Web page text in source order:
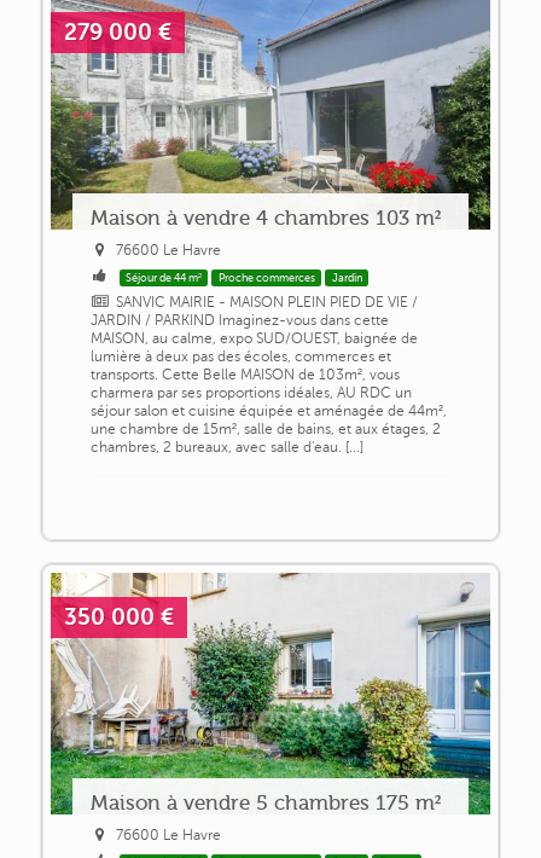
279 000 €
Maison à vendre 4 chambres 103 m²
76600 Le Havre
Séjour de 44 m² Proche commerces Jardin
SANVIC MAIRIE - MAISON PLEIN PIED DE VIE /
JARDIN / PARKIND Imaginez-vous dans cette
MAISON, au calme, expo SUD/OUEST, baignée de
lumière à deux pas des écoles, commerces et
transports. Cette Belle MAISON de 103m², vous
charmera par ses proportions idéales, AU RDC un
séjour salon et cuisine équipée et aménagée de 44m²,
une chambre de 15m², salle de bains, et aux étages, 2
chambres, 2 bureaux, avec salle d'eau. [...]
350 000 €
Maison à vendre 5 chambres 175 m²
76600 Le Havre